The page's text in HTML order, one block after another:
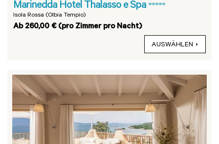
Marinedda Hotel Thalasso e Spa *****
Isola Rossa (Olbia Tempio)
Ab 260,00 € (pro Zimmer pro Nacht)
AUSWÄHLEN